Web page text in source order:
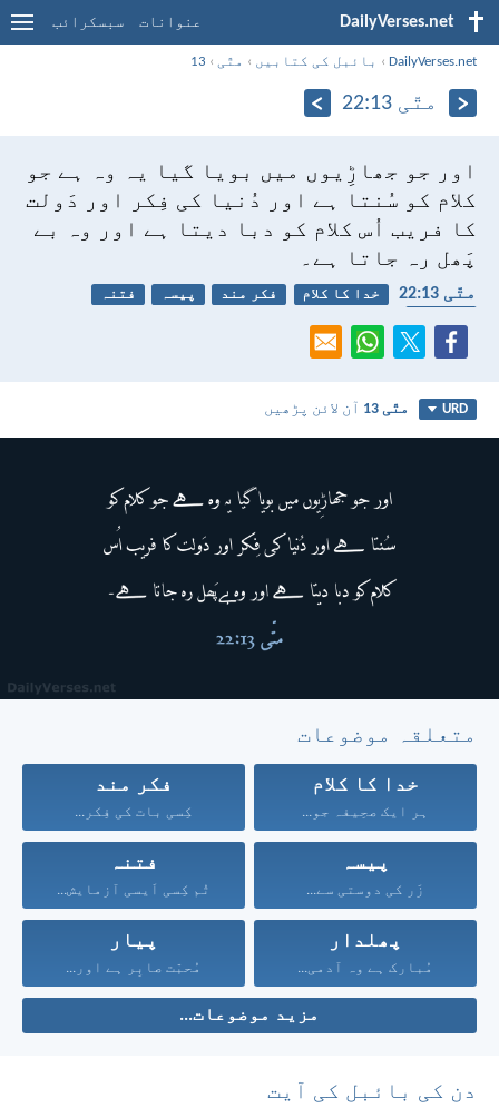
DailyVerses.net عنوانات سبسکرائب
DailyVerses.net
› بائبل کی کتابیں › متّی ›
13
متّی 13:‏22
اور جو جھاڑِیوں میں بویا گیا یہ وہ ہے جو
کلام کو سُنتا ہے اور دُنیا کی فِکر اور دَولت
کا فریب اُس کلام کو دبا دیتا ہے اور وہ بے
پَھل رہ جاتا ہے۔
متّی 13:‏22 خدا کا کلام فکر مند پیسہ
فتنہ
URD متّی 13 آن لائن پڑھیں
متعلقہ موضوعات
خدا کا کلام
ہر ایک صحِیفہ جو...
فکر مند
کِسی بات کی فِکر...
پیسہ
زَر کی دوستی سے...
فتنہ
تُم کِسی اَیسی آزمایش...
پھلدار
مُبارک ہے وہ آدمی...
پیار
مُحبّت صابِر ہے اور...
مزید موضوعات...
دن کی بائبل کی آیت